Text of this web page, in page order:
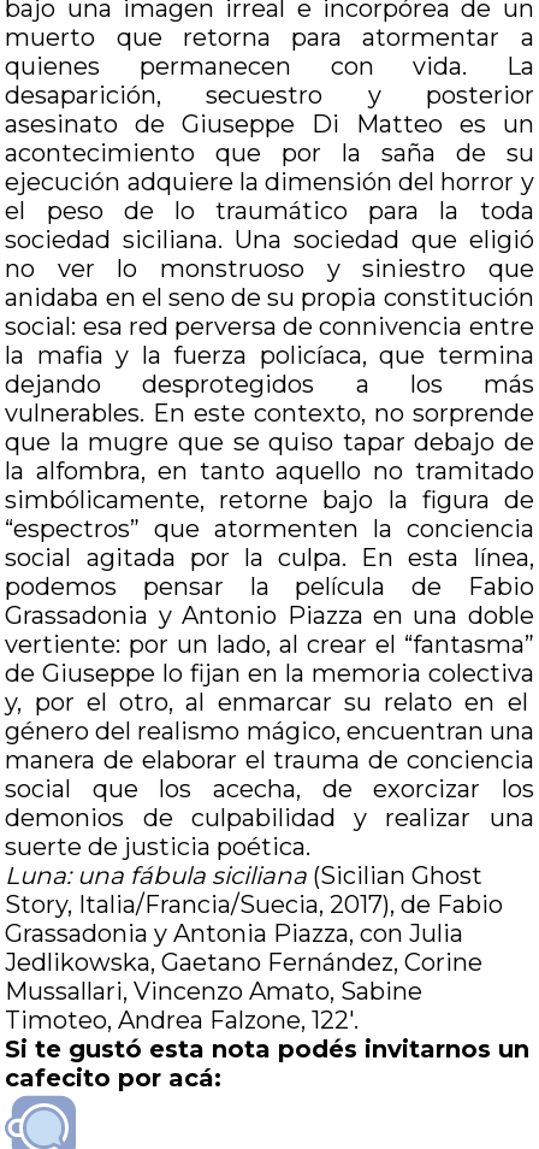
bajo una imagen irreal e incorpórea de un
muerto que retorna para atormentar a
quienes permanecen con vida. La
desaparición, secuestro y posterior
asesinato de Giuseppe Di Matteo es un
acontecimiento que por la saña de su
ejecución adquiere la dimensión del horror y
el peso de lo traumático para la toda
sociedad siciliana. Una sociedad que eligió
no ver lo monstruoso y siniestro que
anidaba en el seno de su propia constitución
social: esa red perversa de connivencia entre
la mafia y la fuerza policíaca, que termina
dejando desprotegidos a los más
vulnerables. En este contexto, no sorprende
que la mugre que se quiso tapar debajo de
la alfombra, en tanto aquello no tramitado
simbólicamente, retorne bajo la figura de
“espectros” que atormenten la conciencia
social agitada por la culpa. En esta línea,
podemos pensar la película de Fabio
Grassadonia y Antonio Piazza en una doble
vertiente: por un lado, al crear el “fantasma”
de Giuseppe lo fijan en la memoria colectiva
y, por el otro, al enmarcar su relato en el
género del realismo mágico, encuentran una
manera de elaborar el trauma de conciencia
social que los acecha, de exorcizar los
demonios de culpabilidad y realizar una
suerte de justicia poética.
Luna: una fábula siciliana (Sicilian Ghost
Story, Italia/Francia/Suecia, 2017), de Fabio
Grassadonia y Antonia Piazza, conJulia
Jedlikowska, Gaetano Fernández, Corine
Mussallari, Vincenzo Amato, Sabine
Timoteo, Andrea Falzone, 122′.
Si te gustó esta nota podés invitarnos un
cafecito por acá: